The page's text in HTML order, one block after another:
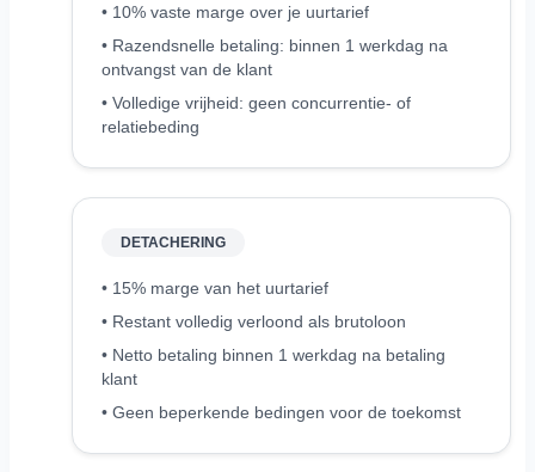
• 10% vaste marge over je uurtarief
• Razendsnelle betaling: binnen 1 werkdag na
ontvangst van de klant
• Volledige vrijheid: geen concurrentie- of
relatiebeding
DETACHERING
• 15% marge van het uurtarief
• Restant volledig verloond als brutoloon
• Netto betaling binnen 1 werkdag na betaling
klant
• Geen beperkende bedingen voor de toekomst